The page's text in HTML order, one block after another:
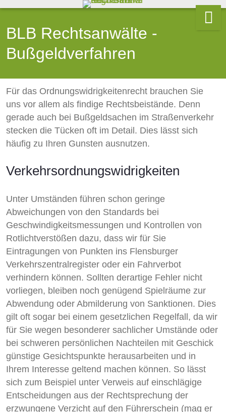
BLB Rechtsanwälte -
Bußgeldverfahren
Für das Ordnungswidrigkeitenrecht brauchen Sie
uns vor allem als findige Rechtsbeistände. Denn
gerade auch bei Bußgeldsachen im Straßenverkehr
stecken die Tücken oft im Detail. Dies lässt sich
häufig zu Ihren Gunsten ausnutzen.
Verkehrsordnungswidrigkeiten
Unter Umständen führen schon geringe
Abweichungen von den Standards bei
Geschwindigkeitsmessungen und Kontrollen von
Rotlichtverstößen dazu, dass wir für Sie
Eintragungen von Punkten ins Flensburger
Verkehrszentralregister oder ein Fahrverbot
verhindern können. Sollten derartige Fehler nicht
vorliegen, bleiben noch genügend Spielräume zur
Abwendung oder Abmilderung von Sanktionen. Dies
gilt oft sogar bei einem gesetzlichen Regelfall, da wir
für Sie wegen besonderer sachlicher Umstände oder
bei schweren persönlichen Nachteilen mit Geschick
günstige Gesichtspunkte herausarbeiten und in
Ihrem Interesse geltend machen können. So lässt
sich zum Beispiel unter Verweis auf einschlägige
Entscheidungen aus der Rechtsprechung der
erzwungene Verzicht auf den Führerschein (mag er